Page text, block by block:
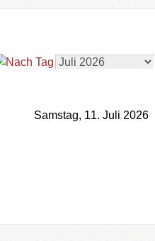
Samstag, 11. Juli 2026